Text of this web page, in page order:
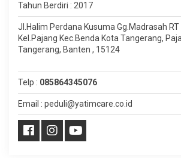
Tahun Berdiri : 2017
Jl.Halim Perdana Kusuma Gg.Madrasah RT
Kel.Pajang Kec.Benda Kota Tangerang,
Tangerang, Banten , 15124
Telp : 085864345076
Email : peduli@yatimcare.co.id